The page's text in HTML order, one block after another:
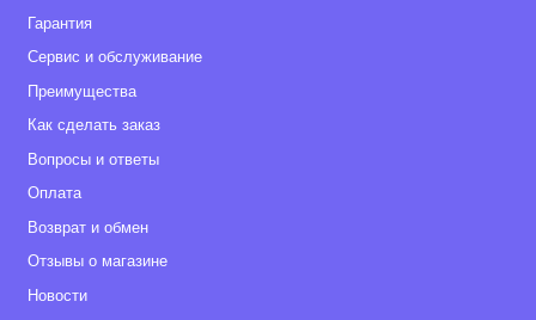
Гарантия
Сервис и обслуживание
Преимущества
Как сделать заказ
Вопросы и ответы
Оплата
Возврат и обмен
Отзывы о магазине
Новости